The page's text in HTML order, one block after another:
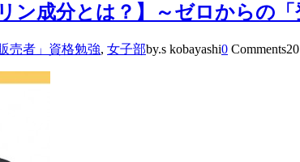
ン成分とは？】～ゼロからの
売者」資格勉強, 女子部by.s kobayashi0 Comments